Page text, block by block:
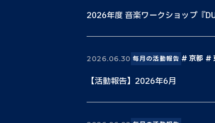
2026年度 音楽ワークショップ『
2026.06.30 毎月の活動報告 京都
【活動報告】2026年6月